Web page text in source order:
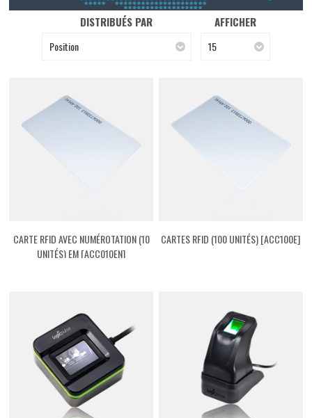
DISTRIBUÉS PAR
Position
AFFICHER
15
CARTE RFID AVEC NUMÉROTATION (10
UNITÉS) EM [ACC010EN]
CARTES RFID (100 UNITÉS) [ACC100E]